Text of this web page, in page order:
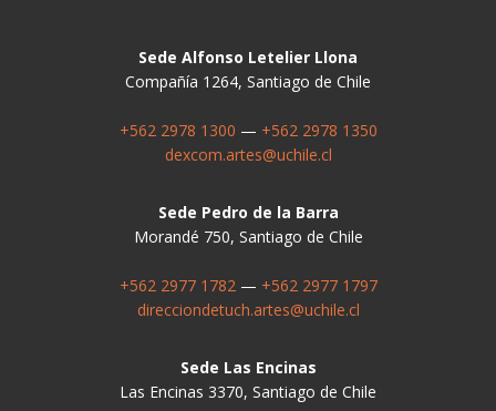
Sede Alfonso Letelier Llona
Compañía 1264, Santiago de Chile
+562 2978 1300 — +562 2978 1350
dexcom.artes@uchile.cl
Sede Pedro de la Barra
Morandé 750, Santiago de Chile
+562 2977 1782— +562 2977 1797
direcciondetuch.artes@uchile.cl
Sede Las Encinas
Las Encinas 3370, Santiago de Chile